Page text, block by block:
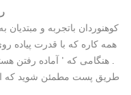
کوهنوردان باتجربه و
همه کاره که با قدرت پیاده
. هنگامی که ' آماده رفتن
طریق پست مطمئن شوید که